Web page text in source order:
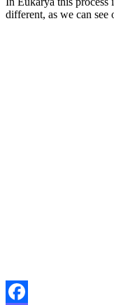
different, as we can see